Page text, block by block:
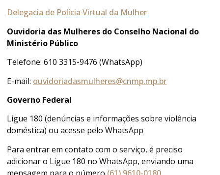
Delegacia de Polícia Virtual da Mulher
Ouvidoria das Mulheres do Conselho Nacional do
Ministério Público
Telefone: 610 3315-9476 (WhatsApp)
E-mail: ouvidoriadasmulheres@cnmp.mp.br
Governo Federal
Ligue 180 (denúncias e informações sobre violência
doméstica) ou acesse pelo WhatsApp
Para entrar em contato com o serviço, é preciso
adicionar o Ligue 180 no WhatsApp, enviando uma